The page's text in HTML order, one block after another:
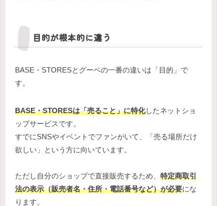
目的が根本的に違う
BASE・STORESとグーペの一番の違いは「目的」で
す。
BASE・STORESは「売ること」に特化したネットショ
ップサービスです。
すでにSNSやイベントでファンがいて、「売る場所だけ
欲しい」という方に向いています。
ただし自分のショップで直接販売するため、 特定商取引
法の表示（販売者名・住所・電話番号など）が必要にな
ります。